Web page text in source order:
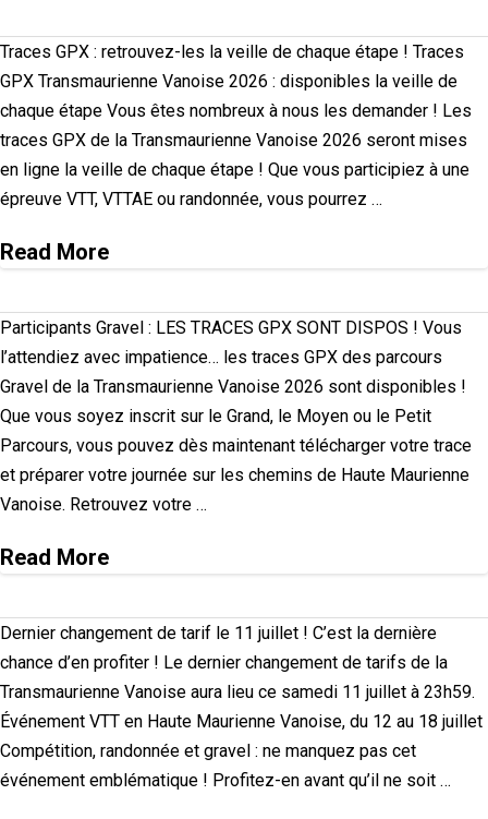
Traces GPX : retrouvez-les la veille de chaque étape ! Traces
GPX Transmaurienne Vanoise 2026 : disponibles la veille de
chaque étape Vous êtes nombreux à nous les demander ! Les
traces GPX de la Transmaurienne Vanoise 2026 seront mises
en ligne la veille de chaque étape ! Que vous participiez à une
épreuve VTT, VTTAE ou randonnée, vous pourrez …
Read More
Participants Gravel : LES TRACES GPX SONT DISPOS ! Vous
l’attendiez avec impatience… les traces GPX des parcours
Gravel de la Transmaurienne Vanoise 2026 sont disponibles !
Que vous soyez inscrit sur le Grand, le Moyen ou le Petit
Parcours, vous pouvez dès maintenant télécharger votre trace
et préparer votre journée sur les chemins de Haute Maurienne
Vanoise. Retrouvez votre …
Read More
Dernier changement de tarif le 11 juillet ! C’est la dernière
chance d’en profiter ! Le dernier changement de tarifs de la
Transmaurienne Vanoise aura lieu ce samedi 11 juillet à 23h59.
Événement VTT en Haute Maurienne Vanoise, du 12 au 18 juillet
Compétition, randonnée et gravel : ne manquez pas cet
événement emblématique ! Profitez-en avant qu’il ne soit …